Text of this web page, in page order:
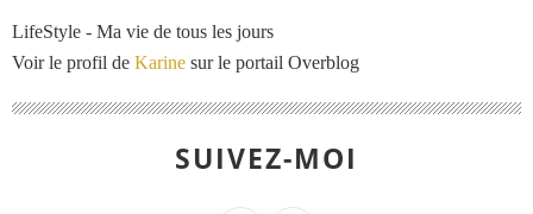
LifeStyle - Ma vie de tous les jours
Voir le profil de Karine sur le portail Overblog
SUIVEZ-MOI